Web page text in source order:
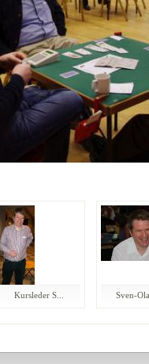
Kursleder S... Sven-